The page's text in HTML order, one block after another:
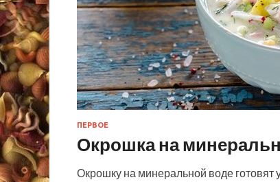
ПЕРВОЕ
Окрошка на
Окрошку на минеральной воде готовят